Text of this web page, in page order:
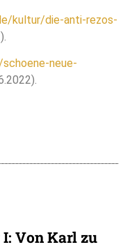
kultur/die-anti-rezos-
neue-
Von Karl zu